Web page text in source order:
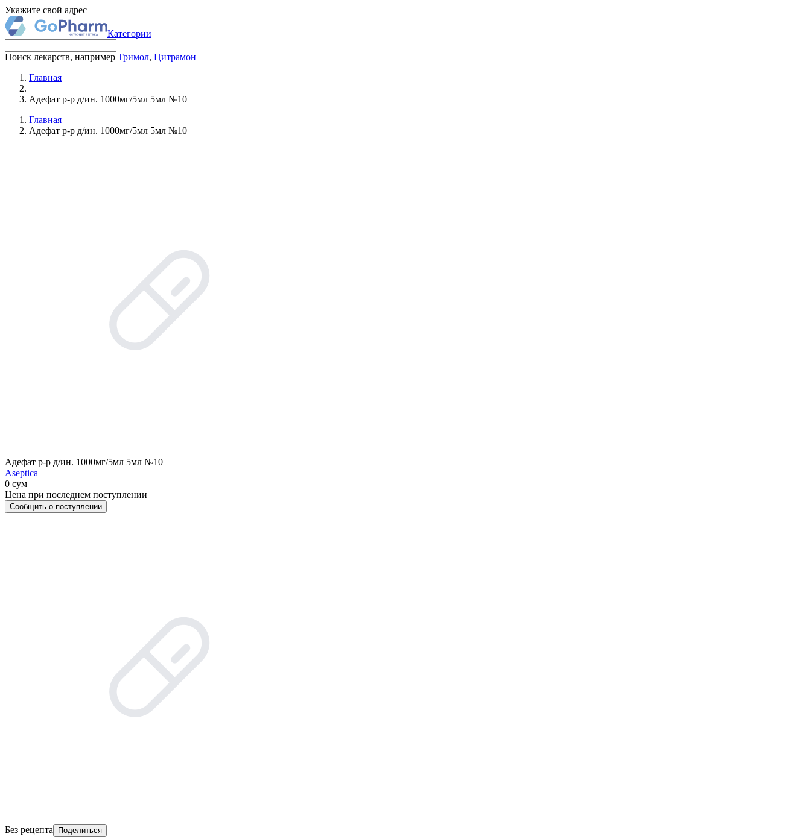
Укажите свой адрес
Категории
Поиск лекарств, например Тримол, Цитрамон
Главная
Адефат р-р д/ин. 1000мг/5мл 5мл №10
Главная
Адефат р-р д/ин. 1000мг/5мл 5мл №10
Адефат р-р д/ин. 1000мг/5мл 5мл №10
Aseptica
0 сум
Цена при последнем поступлении
Сообщить о поступлении
Без рецепта Поделиться